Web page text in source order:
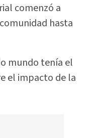
comenzó a
hasta
mundo tenía el
el impacto de la